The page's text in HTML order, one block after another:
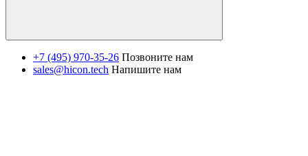
+7 (495) 970-35-26 Позвоните нам
sales@hicon.tech Напишите нам